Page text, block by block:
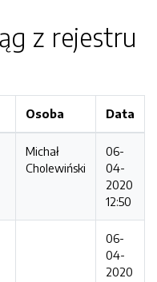
z rejestru
Osoba Data
Michał
Cholewiński
06-
04-
2020
12:50
06-
04-
2020